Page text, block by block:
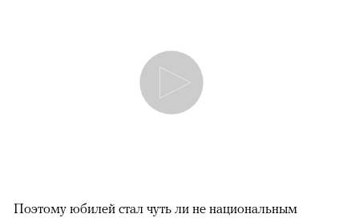
Поэтому юбилей стал чуть ли не национальным